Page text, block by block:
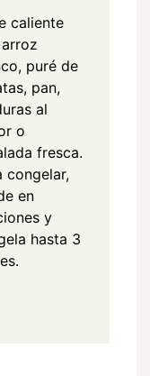
caliente
puré de
pan,
al
o
fresca.
congelar,
en
y
hasta 3